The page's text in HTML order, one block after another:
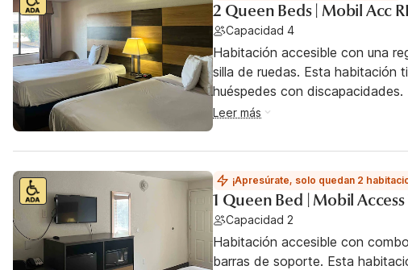
2 Queen Beds | Mobil Acc
Capacidad 4
Habitación accesible con una
silla de ruedas. Esta habitación
huéspedes con discapacidades.
Leer más
¡Apresúrate, solo quedan 2
1 Queen Bed | Mobil
Capacidad 2
Habitación accesible con
barras de soporte. Esta